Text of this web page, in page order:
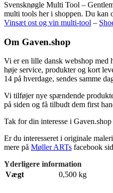
Svensknøgle Multi Tool –
multi tools her i shoppen. Du kan
Vinsæt ost og vin multi-tool –
Om Gaven.shop
Vi er en lille dansk webshop med
høje service, produkter og kort
14 på hverdage, sendes samme
Vi tilføjer nye spændende
på siden og få tilbudt dem first
Tak for din interesse i Gaven.shop
Er du interesseret i originale
mere på Møller ARTs facebook
Yderligere information
Vægt
0,500 kg